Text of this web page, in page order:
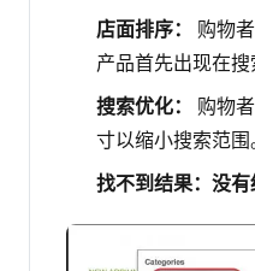
店面排序： 购物
产品首先出现在搜
搜索优化： 购物
寸以缩小搜索范围
找不到结果：没有